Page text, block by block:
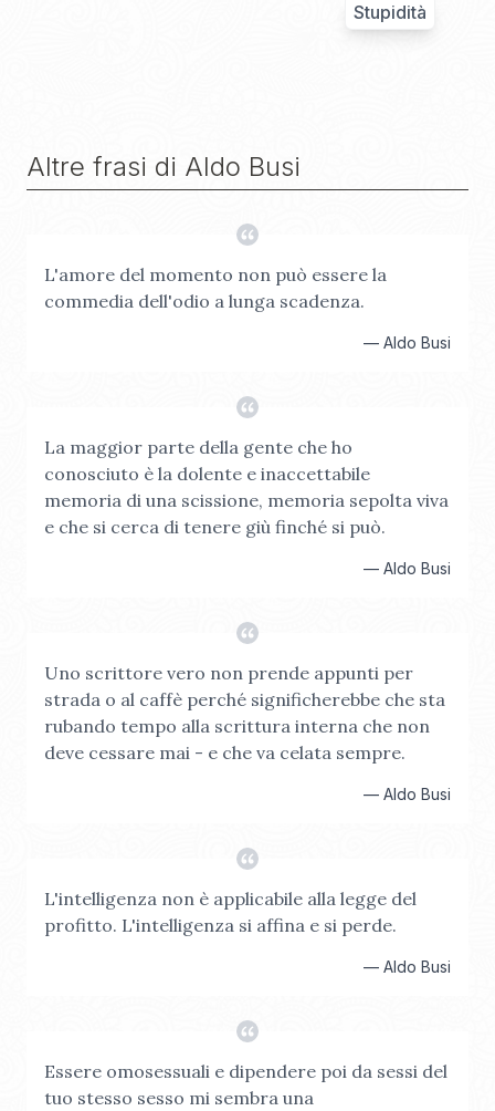
Stupidità
Altre frasi di Aldo Busi
L'amore del momento non può essere la
commedia dell'odio a lunga scadenza.
— Aldo Busi
La maggior parte della gente che ho
conosciuto è la dolente e inaccettabile
memoria di una scissione, memoria sepolta viva
e che si cerca di tenere giù finché si può.
— Aldo Busi
Uno scrittore vero non prende appunti per
strada o al caffè perché significherebbe che sta
rubando tempo alla scrittura interna che non
deve cessare mai - e che va celata sempre.
— Aldo Busi
L'intelligenza non è applicabile alla legge del
profitto. L'intelligenza si affina e si perde.
— Aldo Busi
Essere omosessuali e dipendere poi da sessi del
tuo stesso sesso mi sembra una